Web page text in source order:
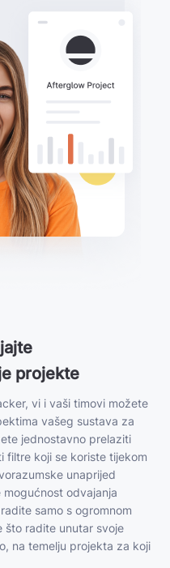
projekte
vi i vaši timovi možete
vašeg sustava za
jednostavno prelaziti
filtre koji se koriste tijekom
unaprijed
odvajanja
samo s ogromnom
što radite unutar svoje
na temelju projekta za koji